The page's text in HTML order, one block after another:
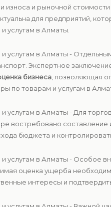
износа и рыночной
для предприятий,
услугам в Алматы.
услугам в Алматы -
Экспертное
бизнеса , позволяющая
по товарам и услугам в
услугам в Алматы - Для
востребовано составление
бюджета и
услугам в Алматы - Особое
оценка ущерба
интересы и